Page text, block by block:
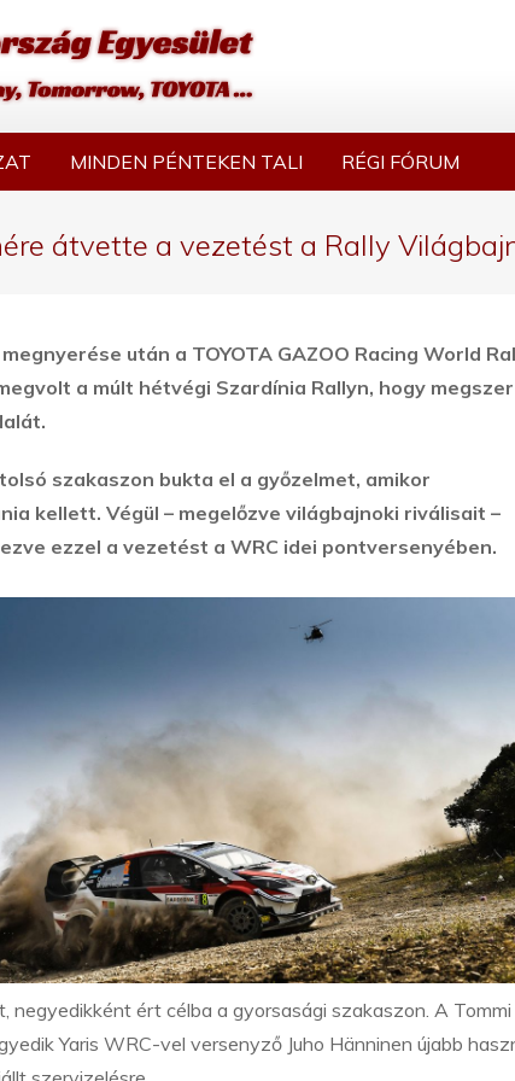
MINDEN PÉNTEKEN TALI RÉGI FÓRUM
átvette a vezetést a Rally
után a TOYOTA GAZOO Racing World
a múlt hétvégi Szardínia Rallyn, hogy
szakaszon bukta el a győzelmet, amikor
kellett. Végül – megelőzve világbajnoki riválisait –
ezzel a vezetést a WRC idei pontversenyében.
ért célba a gyorsasági szakaszon. A Tommi
Yaris WRC-vel versenyző Juho Hänninen újabb